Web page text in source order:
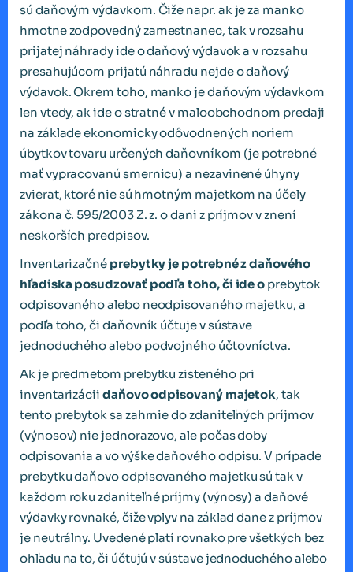
sú daňovým výdavkom. Čiže napr. ak je za manko
hmotne zodpovedný zamestnanec, tak v rozsahu
prijatej náhrady ide o daňový výdavok a v rozsahu
presahujúcom prijatú náhradu nejde o daňový
výdavok. Okrem toho, manko je daňovým výdavkom
len vtedy, ak ide o stratné v maloobchodnom predaji
na základe ekonomicky odôvodnených noriem
úbytkov tovaru určených daňovníkom (je potrebné
mať vypracovanú smernicu) a nezavinené úhyny
zvierat, ktoré nie sú hmotným majetkom na účely
zákona č. 595/2003 Z. z. o dani z príjmov v znení
neskorších predpisov.
Inventarizačné prebytky je potrebné z daňového
hľadiska posudzovať podľa toho, či ide o prebytok
odpisovaného alebo neodpisovaného majetku, a
podľa toho, či daňovník účtuje v sústave
jednoduchého alebo podvojného účtovníctva.
Ak je predmetom prebytku zisteného pri
inventarizácii daňovo odpisovaný majetok, tak
tento prebytok sa zahrnie do zdaniteľných príjmov
(výnosov) nie jednorazovo, ale počas doby
odpisovania a vo výške daňového odpisu. V prípade
prebytku daňovo odpisovaného majetku sú tak v
každom roku zdaniteľné príjmy (výnosy) a daňové
výdavky rovnaké, čiže vplyv na základ dane z príjmov
je neutrálny. Uvedené platí rovnako pre všetkých bez
ohľadu na to, či účtujú v sústave jednoduchého alebo